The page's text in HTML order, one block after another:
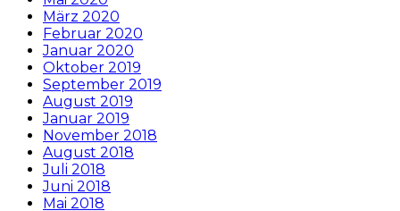
März 2020
Februar 2020
Januar 2020
Oktober 2019
September 2019
August 2019
Januar 2019
November 2018
August 2018
Juli 2018
Juni 2018
Mai 2018